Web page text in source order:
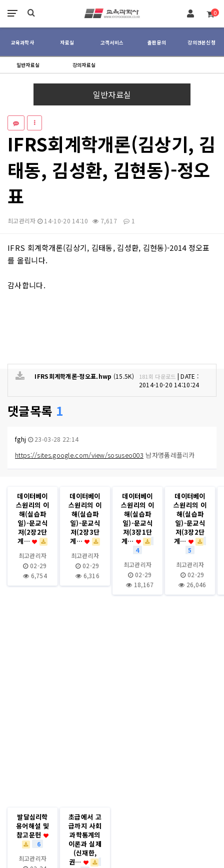
0
교육과학사 자료실 고객서비스 출판문의 강의견본신청
일반자료실 강의자료실
일반자료실
IFRS회계학개론(김상기, 김
태동, 김성환, 김현동)-정오
표
최고관리자 14-10-20 14:10 7,617 1
본문
IFRS 회계학개론(김상기, 김태동, 김성환, 김현동)-2014 정오표
를 올립니다.
감사합니다.
IFRS회계학개론-정오표.hwp (15.5K) 181회 다운로드 |DATE :
2014-10-20 14:10:24
댓글목록 1
fghj 23-03-28 22:14
https://sites.google.com/view/sosuseo003 남자명품레플리카
데이터베이
스원리의 이
해(실습파
일)-문교식
저(2장2단
계…
최고관리자
02-29
6,754
데이터베이
스원리의 이
해(실습파
일)-문교식
저(2장3단
계…
최고관리자
02-29
6,316
데이터베이
스원리의 이
해(실습파
일)-문교식
저(3장1단
계…
4
최고관리자
02-29
18,167
데이터베이
스원리의 이
해(실습파
일)-문교식
저(3장2단
계…
5
최고관리자
02-29
26,046
발달심리학
용어해설 및
참고문헌
6
최고관리자
초급에서 고
급까지 사회
과학통계의
이론과 실제
(신재한,
권…